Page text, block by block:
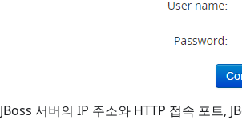
JBoss 서버의 IP 주소와 HTTP 접속 포트,